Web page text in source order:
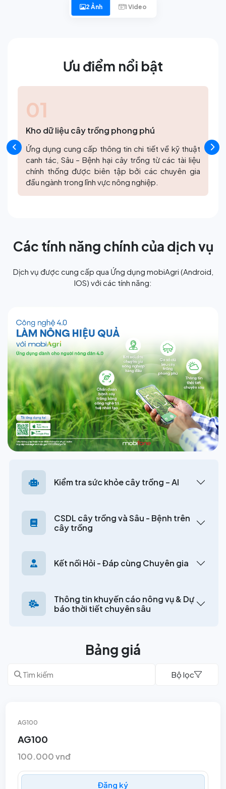
2 Ảnh 1 Video
Ưu điểm nổi bật
02
Tích hợp trí tuệ nhân tạo (AI)
Ứng dụng công nghệ AI trong nhận diện cây trồng
và chẩn đoán sâu bệnh hại. Chỉ cần chụp ảnh cây
bị bệnh, ứng dụng sẽ đưa ra gợi ý về nguyên nhân
và cách điều trị.
Các tính năng chính của dịch vụ
Dịch vụ được cung cấp qua Ứng dụng mobiAgri (Android,
IOS) với các tính năng:
Kiểm tra sức khỏe cây trồng – AI
CSDL cây trồng và Sâu - Bệnh trên
cây trồng
Kết nối Hỏi - Đáp cùng Chuyên gia
Thông tin khuyến cáo nông vụ & Dự
báo thời tiết chuyên sâu
Bảng giá
Bộ lọc
AG100
AG100
100.000 vnđ
Đăng ký